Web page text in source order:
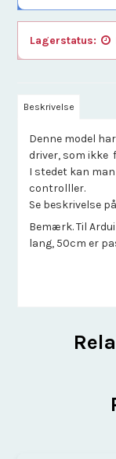
Lagerstatus:
Beskrivelse
Denne model
driver, som ikke
I stedet kan
controlller.
Se beskrivelse på
Bemærk. Til
lang, 50cm er